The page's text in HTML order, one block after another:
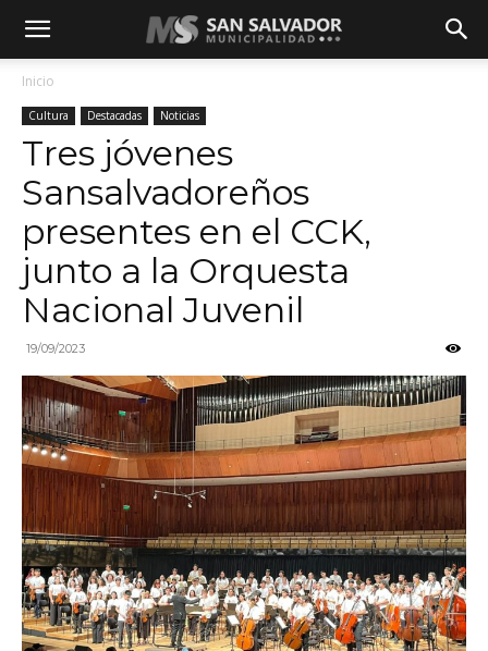
Inicio
Cultura Destacadas Noticias
Tres jóvenes
Sansalvadoreños
presentes en el CCK,
junto a la Orquesta
Nacional Juvenil
19/09/2023